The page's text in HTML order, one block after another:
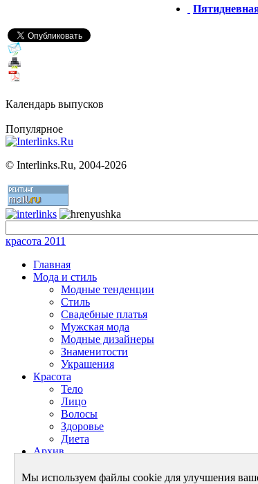
Календарь выпусков
Популярное
© Interlinks.Ru, 2004-2026
красота 2011
Главная
Мода и стиль
Модные тенденции
Стиль
Свадебные платья
Мужская мода
Модные дизайнеры
Знаменитости
Украшения
Красота
Тело
Лицо
Волосы
Здоровье
Диета
Архив
Энциклопедия моды
Мы используем файлы cookie для улучшения